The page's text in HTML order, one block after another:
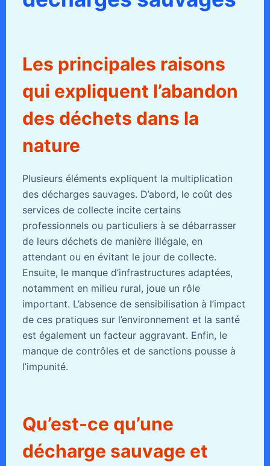
Les principales raisons
qui expliquent l’abandon
des déchets dans la
nature
Plusieurs éléments expliquent la multiplication
des décharges sauvages. D’abord, le coût des
services de collecte incite certains
professionnels ou particuliers à se débarrasser
de leurs déchets de manière illégale, en
attendant ou en évitant le jour de collecte.
Ensuite, le manque d’infrastructures adaptées,
notamment en milieu rural, joue un rôle
important. L’absence de sensibilisation à l’impact
de ces pratiques sur l’environnement et la santé
est également un facteur aggravant. Enfin, le
manque de contrôles et de sanctions pousse à
l’impunité.
Qu’est-ce qu’une
décharge sauvage et